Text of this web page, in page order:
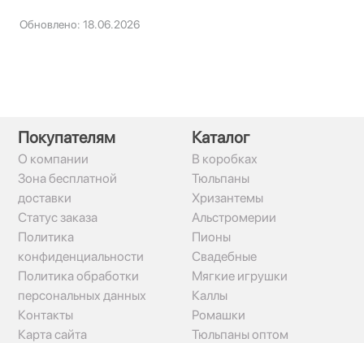
Обновлено: 18.06.2026
Покупателям
О компании
Зона бесплатной
доставки
Статус заказа
Политика
конфиденциальности
Политика обработки
персональных данных
Контакты
Карта сайта
Каталог
В коробках
Тюльпаны
Хризантемы
Альстромерии
Пионы
Свадебные
Мягкие игрушки
Каллы
Ромашки
Тюльпаны оптом